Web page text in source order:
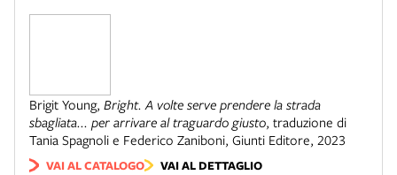
Brigit Young, Bright. A volte serve prendere la strada
sbagliata... per arrivare al traguardo giusto, traduzione di
Tania Spagnoli e Federico Zaniboni, Giunti Editore, 2023
VAI AL CATALOGO VAI AL DETTAGLIO